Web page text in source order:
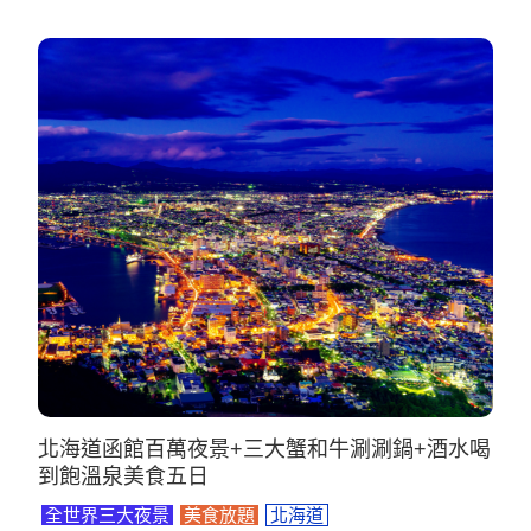
北海道函館百萬夜景+三大蟹和牛涮涮鍋+酒水喝
到飽溫泉美食五日
全世界三大夜景 美食放題 北海道